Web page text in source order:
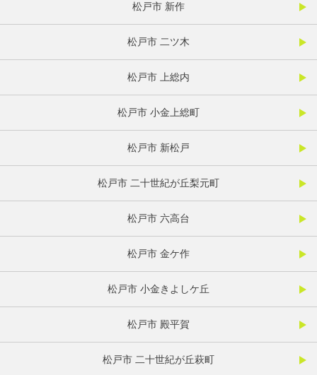
松戸市 新作
松戸市 二ツ木
松戸市 上総内
松戸市 小金上総町
松戸市 新松戸
松戸市 二十世紀が丘梨元町
松戸市 六高台
松戸市 金ケ作
松戸市 小金きよしケ丘
松戸市 殿平賀
松戸市 二十世紀が丘萩町